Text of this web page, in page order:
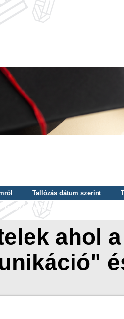
Tallózás dátum szerint
Tallózás nyelv szerint
ahol